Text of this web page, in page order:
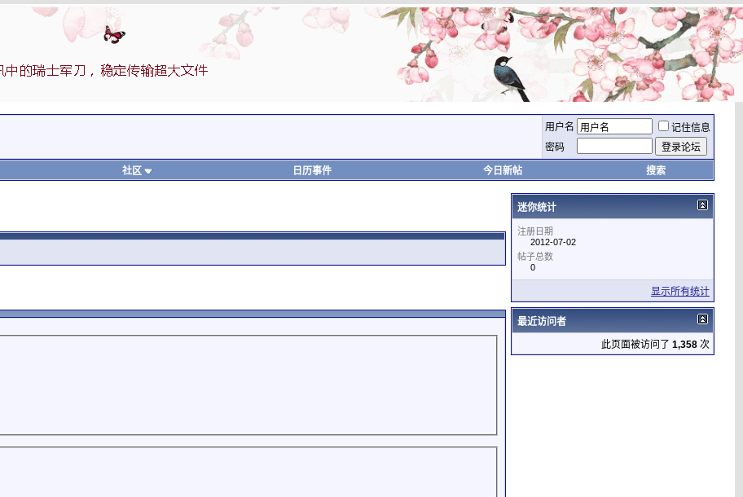
用户名
记住信息
密码
社区 日历事件 今日新帖 搜索
迷你统计
注册日期
2012-07-02
帖子总数
0
显示所有统计
最近访问者
此页面被访问了 1,358 次